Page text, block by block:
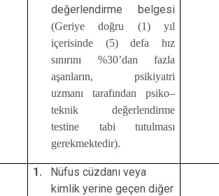
değerlendirme belgesi
(Geriye doğru (1) yıl
içerisinde (5) defa hız
sınırını %30’dan fazla
aşanların, psikiyatri
uzmanı tarafından psiko–
teknik değerlendirme
testine tabi tutulması
gerekmektedir).
1. Nüfus cüzdanı veya
kimlik yerine geçen diğer